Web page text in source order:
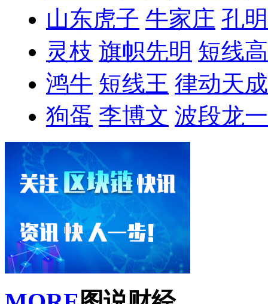
山东虎子 牛家庄 孔
灵枝 旗帜先明 短线
鸿牛 短线王 律动天成
狗蛋 李博文 波段龙一